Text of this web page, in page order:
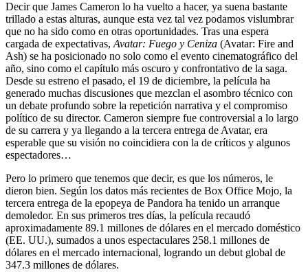
Decir que James Cameron lo ha vuelto a hacer, ya suena bastante
trillado a estas alturas, aunque esta vez tal vez podamos vislumbrar
que no ha sido como en otras oportunidades. Tras una espera
cargada de expectativas, Avatar: Fuego y Ceniza (Avatar: Fire and
Ash) se ha posicionado no solo como el evento cinematográfico del
año, sino como el capítulo más oscuro y confrontativo de la saga.
Desde su estreno el pasado, el 19 de diciembre, la película ha
generado muchas discusiones que mezclan el asombro técnico con
un debate profundo sobre la repetición narrativa y el compromiso
político de su director. Cameron siempre fue controversial a lo largo
de su carrera y ya llegando a la tercera entrega de Avatar, era
esperable que su visión no coincidiera con la de críticos y algunos
espectadores…
Pero lo primero que tenemos que decir, es que los números, le
dieron bien. Según los datos más recientes de Box Office Mojo, la
tercera entrega de la epopeya de Pandora ha tenido un arranque
demoledor. En sus primeros tres días, la película recaudó
aproximadamente 89.1 millones de dólares en el mercado doméstico
(EE. UU.), sumados a unos espectaculares 258.1 millones de
dólares en el mercado internacional, logrando un debut global de
347.3 millones de dólares.